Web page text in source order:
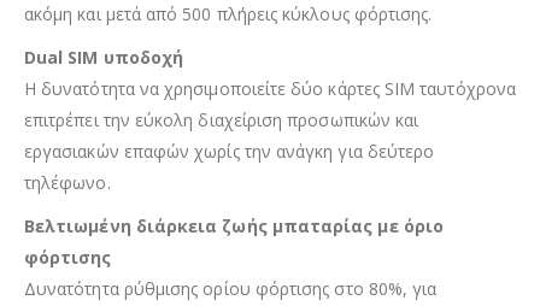
ακόμη και μετά από 500 πλήρεις κύκλους φόρτισης.
Dual SIM υποδοχή
Η δυνατότητα να χρησιμοποιείτε δύο κάρτες SIM ταυτόχρονα
επιτρέπει την εύκολη διαχείριση προσωπικών και
εργασιακών επαφών χωρίς την ανάγκη για δεύτερο
τηλέφωνο.
Βελτιωμένη διάρκεια ζωής μπαταρίας με όριο
φόρτισης
Δυνατότητα ρύθμισης ορίου φόρτισης στο 80%, για